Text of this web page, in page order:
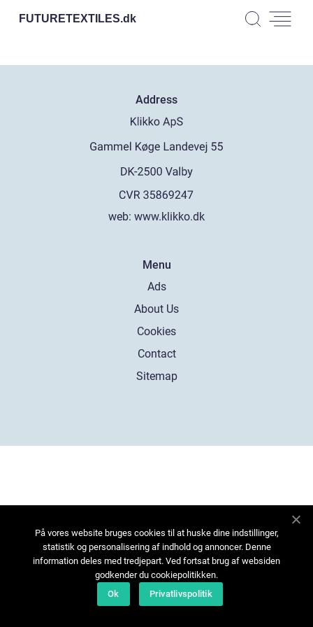
FUTURETEXTILES.dk
Address
web: www.klikko.dk
Menu
Ads
About Us
Cookies
Contact
Sitemap
På vores website bruges cookies til at huske dine indstillinger,
statistik og personalisering af indhold og annoncer. Denne
information deles med tredjepart. Ved fortsat brug af websiden
godkender du cookiepolitikken.
Ok
Privatlivspolitik